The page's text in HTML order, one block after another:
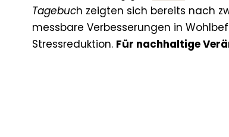
Tagebuch zeigten sich bereits nach
messbare Verbesserungen in
Stressreduktion. Für nachhaltige